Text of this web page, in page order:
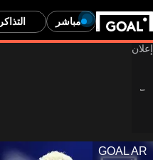
مباشر التذاكر
GOAL AR